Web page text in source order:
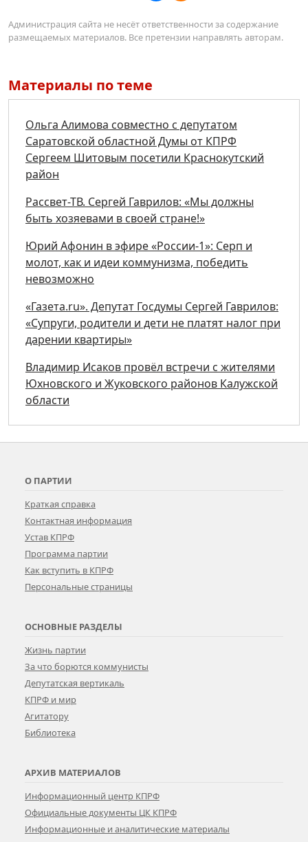
Администрация сайта не несёт ответственности за содержание
размещаемых материалов. Все претензии направлять авторам.
Материалы по теме
Ольга Алимова совместно с депутатом
Саратовской областной Думы от КПРФ
Сергеем Шитовым посетили Краснокутский
район
Рассвет-ТВ. Сергей Гаврилов: «Мы должны
быть хозяевами в своей стране!»
Юрий Афонин в эфире «России-1»: Серп и
молот, как и идеи коммунизма, победить
невозможно
«Газета.ru». Депутат Госдумы Сергей Гаврилов:
«Супруги, родители и дети не платят налог при
дарении квартиры»
Владимир Исаков провёл встречи с жителями
Юхновского и Жуковского районов Калужской
области
О ПАРТИИ
Краткая справка
Контактная информация
Устав КПРФ
Программа партии
Как вступить в КПРФ
Персональные страницы
ОСНОВНЫЕ РАЗДЕЛЫ
Жизнь партии
За что борются коммунисты
Депутатская вертикаль
КПРФ и мир
Агитатору
Библиотека
АРХИВ МАТЕРИАЛОВ
Информационный центр КПРФ
Официальные документы ЦК КПРФ
Информационные и аналитические материалы